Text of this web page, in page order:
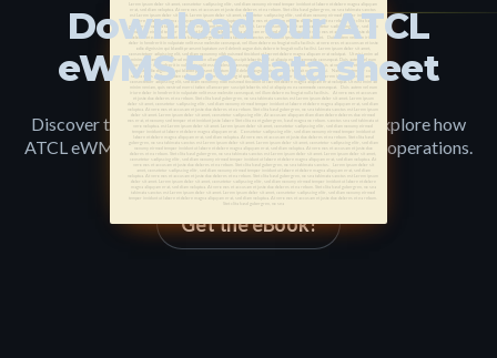
Lorem ipsum dolor sit amet, consetetur sadipscing elitr, sed diam nonumy eirmod tempor invidunt ut labore et dolore magna aliquyam
erat, sed diam voluptua. At vero eos et accusam et justo duo dolores et ea rebum. Stet clita kasd gubergren, no sea takimata sanctus
est Lorem ipsum dolor sit amet. Lorem ipsum dolor sit amet, consetetur sadipscing elitr, sed diam nonumy eirmod tempor invidunt ut
labore et dolore magna aliquyam erat, sed diam voluptua. At vero eos et accusam et justo duo dolores et ea rebum. Stet clita kasd
gubergren, no sea takimata sanctus est Lorem ipsum dolor sit amet. Lorem ipsum dolor sit amet, consetetur sadipscing elitr, sed diam
nonumy eirmod tempor invidunt ut labore et dolore magna aliquyam erat, sed diam voluptua. At vero eos et accusam et justo duo
dolores et ea rebum. Stet clita kasd gubergren, no sea takimata sanctus est Lorem ipsum dolor sit amet. Duis autem vel eum iriure
dolor in hendrerit in vulputate velit esse molestie consequat, vel illum dolore eu feugiat nulla facilisis at vero eros et accumsan et iusto
odio dignissim qui blandit praesent luptatum zzril delenit augue duis dolore te feugait nulla facilisi. Lorem ipsum dolor sit amet,
consectetuer adipiscing elit, sed diam nonummy nibh euismod tincidunt ut laoreet dolore magna aliquam erat volutpat. Ut wisi enim ad
minim veniam, quis nostrud exerci tation ullamcorper suscipit lobortis nisl ut aliquip ex ea commodo consequat. Duis autem vel eum
iriure dolor in hendrerit in vulputate velit esse molestie consequat, vel illum dolore eu feugiat nulla facilisis at vero eros et accumsan
et iusto odio dignissim qui blandit praesent luptatum zzril delenit augue duis dolore te feugait nulla facilisi. Nam liber tempor cum
soluta nobis eleifend option congue nihil imperdiet doming id quod mazim placerat facer possim assum. Lorem ipsum dolor sit amet,
consectetuer adipiscing elit, sed diam nonummy nibh euismod tincidunt ut laoreet dolore magna aliquam erat volutpat. Ut wisi enim ad
minim veniam, quis nostrud exerci tation ullamcorper suscipit lobortis nisl ut aliquip ex ea commodo consequat. Duis autem vel eum
iriure dolor in hendrerit in vulputate velit esse molestie consequat, vel illum dolore eu feugiat nulla facilisis. At vero eos et accusam
et justo duo dolores et ea rebum. Stet clita kasd gubergren, no sea takimata sanctus est Lorem ipsum dolor sit amet. Lorem ipsum
dolor sit amet, consetetur sadipscing elitr, sed diam nonumy eirmod tempor invidunt ut labore et dolore magna aliquyam erat, sed diam
voluptua. At vero eos et accusam et justo duo dolores et ea rebum. Stet clita kasd gubergren, no sea takimata sanctus est Lorem ipsum
dolor sit amet. Lorem ipsum dolor sit amet, consetetur sadipscing elitr, At accusam aliquyam diam diam dolore dolores duo eirmod
eos erat, et nonumy sed tempor et et invidunt justo labore Stet clita ea et gubergren, kasd magna no rebum. sanctus sea sed takimata ut
vero voluptua. est Lorem ipsum dolor sit amet. Lorem ipsum dolor sit amet, consetetur sadipscing elitr, sed diam nonumy eirmod
tempor invidunt ut labore et dolore magna aliquyam erat. Consetetur sadipscing elitr, sed diam nonumy eirmod tempor invidunt ut
labore et dolore magna aliquyam erat, sed diam voluptua. At vero eos et accusam et justo duo dolores et ea rebum. Stet clita kasd
gubergren, no sea takimata sanctus est Lorem ipsum dolor sit amet. Lorem ipsum dolor sit amet, consetetur sadipscing elitr, sed diam
nonumy eirmod tempor invidunt ut labore et dolore magna aliquyam erat, sed diam voluptua. At vero eos et accusam et justo duo
dolores et ea rebum. Stet clita kasd gubergren, no sea takimata sanctus est Lorem ipsum dolor sit amet. Lorem ipsum dolor sit amet,
consetetur sadipscing elitr, sed diam nonumy eirmod tempor invidunt ut labore et dolore magna aliquyam erat, sed diam voluptua. At
vero eos et accusam et justo duo dolores et ea rebum. Stet clita kasd gubergren, no sea takimata sanctus. Lorem ipsum dolor sit
amet, consetetur sadipscing elitr, sed diam nonumy eirmod tempor invidunt ut labore et dolore magna aliquyam erat, sed diam
voluptua. At vero eos et accusam et justo duo dolores et ea rebum. Stet clita kasd gubergren, no sea takimata sanctus est Lorem ipsum
dolor sit amet. Lorem ipsum dolor sit amet, consetetur sadipscing elitr, sed diam nonumy eirmod tempor invidunt ut labore et dolore
magna aliquyam erat, sed diam voluptua. At vero eos et accusam et justo duo dolores et ea rebum. Stet clita kasd gubergren, no sea
takimata sanctus est Lorem ipsum dolor sit amet. Lorem ipsum dolor sit amet, consetetur sadipscing elitr, sed diam nonumy eirmod
tempor invidunt ut labore et dolore magna aliquyam erat, sed diam voluptua. At vero eos et accusam et justo duo dolores et ea rebum.
Stet clita kasd gubergren, no sea
Download our ATCL
eWMS 5.0 data sheet
Discover the latest features and benefits and explore how
ATCL eWMS 5.0 can transform your warehouse operations.
Get the eBook!